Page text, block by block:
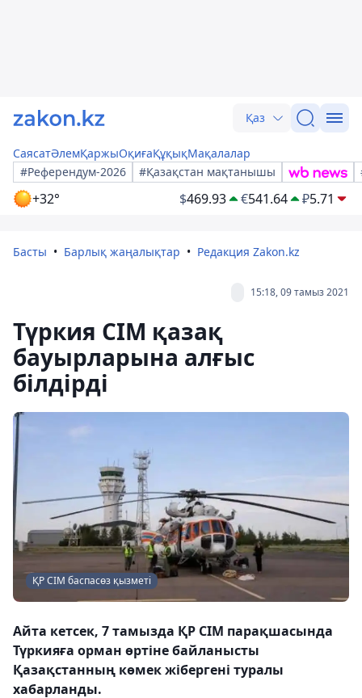
Қаз
СаясатӘлемҚаржыОқиғаҚұқықМақалалар
#Референдум-2026
#Қазақстан мақтанышы
+32° $469.93 €541.64 ₽5.71
Басты Барлық жаңалықтар Редакция Zakon.kz
15:18, 09 тамыз 2021
Түркия СІМ қазақ
бауырларына алғыс
білдірді
ҚР СІМ баспасөз қызметі
Айта кетсек, 7 тамызда ҚР СІМ парақшасында
Түркияға орман өртіне байланысты
Қазақстанның көмек жібергені туралы
хабарланды.